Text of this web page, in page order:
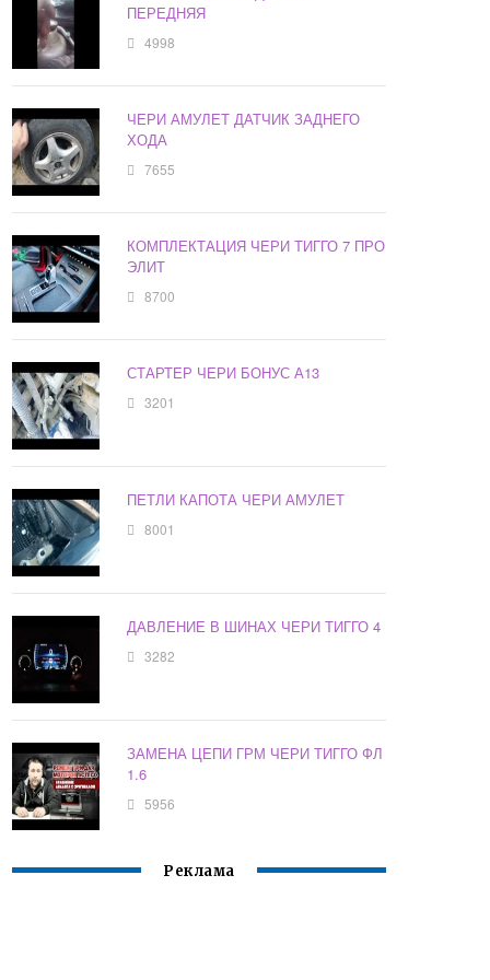
ПЕРЕДНЯЯ
4998
ЧЕРИ АМУЛЕТ ДАТЧИК ЗАДНЕГО
ХОДА
7655
КОМПЛЕКТАЦИЯ ЧЕРИ ТИГГО 7 ПРО
ЭЛИТ
8700
СТАРТЕР ЧЕРИ БОНУС А13
3201
ПЕТЛИ КАПОТА ЧЕРИ АМУЛЕТ
8001
ДАВЛЕНИЕ В ШИНАХ ЧЕРИ ТИГГО 4
3282
ЗАМЕНА ЦЕПИ ГРМ ЧЕРИ ТИГГО ФЛ
1.6
5956
Реклама